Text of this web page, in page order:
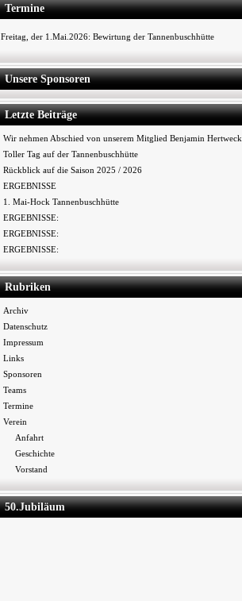
Termine
Freitag, der 1.Mai.2026: Bewirtung der Tannenbuschhütte
Unsere Sponsoren
Letzte Beiträge
Wir nehmen Abschied von unserem Mitglied Benjamin Hertweck,
Toller Tag auf der Tannenbuschhütte
Rückblick auf die Saison 2025 / 2026
ERGEBNISSE
1. Mai-Hock Tannenbuschhütte
ERGEBNISSE:
ERGEBNISSE:
ERGEBNISSE:
Rubriken
Archiv
Datenschutz
Impressum
Links
Sponsoren
Teams
Termine
Verein
Anfahrt
Geschichte
Vorstand
50.Jubiläum